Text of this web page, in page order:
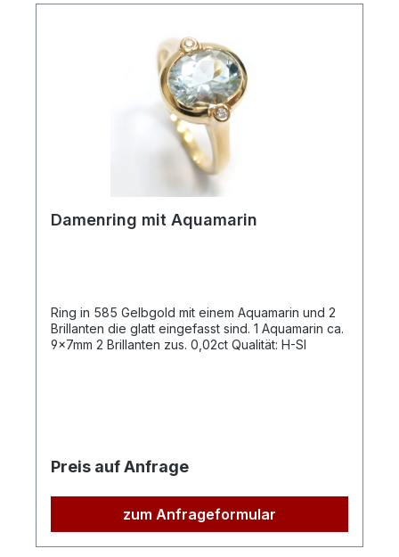
Damenring mit Aquamarin
Ring in 585 Gelbgold mit einem Aquamarin und 2
Brillanten die glatt eingefasst sind. 1 Aquamarin ca.
9x7mm 2 Brillanten zus. 0,02ct Qualität: H-SI
Preis auf Anfrage
zum Anfrageformular